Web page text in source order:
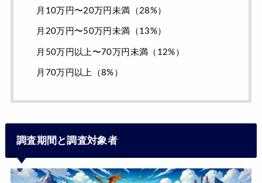
月10万円〜20万円未満（28%）
月20万円〜50万円未満（13%）
月50万円以上〜70万円未満（12%）
月70万円以上（8%）
調査期間と調査対象者